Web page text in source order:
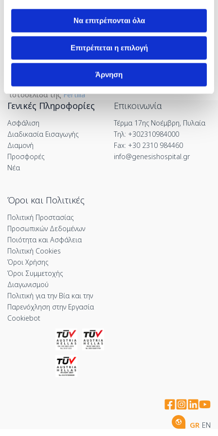
Να επιτρέπονται όλα
Επιτρέπεται η επιλογή
Άρνηση
γενετικό έλεγχο) σε ζευγάρια από τη χώρα μας και το
Μονάδα Εξωσωματικής Γονιμοποίησης Fertilia:
984.585
Για περισσότερες πληροφορίες επισκεφτείτε την
ιστοσελίδα τηςFertilia
Γενικές Πληροφορίες
Ασφάλιση
Διαδικασία Εισαγωγής
Διαμονή
Προσφορές
Νέα
Επικοινωνία
Τέρμα 17ης Νοέμβρη, Πυλαία
Τηλ: +302310984000
Fax: +30 2310 984460
info@genesishospital.gr
Όροι και Πολιτικές
Πολιτική Προστασίας
Προσωπικών Δεδομένων
Ποιότητα και Ασφάλεια
Πολιτική Cookies
Όροι Χρήσης
Όροι Συμμετοχής
Διαγωνισμού
Πολιτική για την Βία και την
Παρενόχληση στην Εργασία
Cookiebot
GR EN